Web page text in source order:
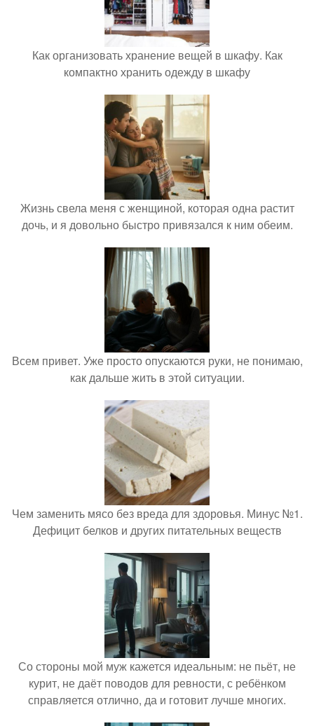
Как организовать хранение вещей в шкафу. Как
компактно хранить одежду в шкафу
Жизнь свела меня с женщиной, которая одна растит
дочь, и я довольно быстро привязался к ним обеим.
Всем привет. Уже просто опускаются руки, не понимаю,
как дальше жить в этой ситуации.
Чем заменить мясо без вреда для здоровья. Минус №1.
Дефицит белков и других питательных веществ
Со стороны мой муж кажется идеальным: не пьёт, не
курит, не даёт поводов для ревности, с ребёнком
справляется отлично, да и готовит лучше многих.